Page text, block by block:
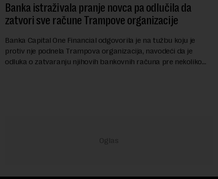
Banka istraživala pranje novca pa odlučila da
zatvori sve račune Trampove organizacije
Banka Capital One Financial odgovorila je na tužbu koju je
protiv nje podnela Trampova organizacija, navodeći da je
odluka o zatvaranju njihovih bankovnih računa pre nekoliko